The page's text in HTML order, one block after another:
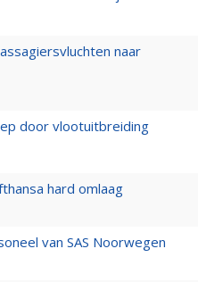
naar
door vlootuitbreiding
hard omlaag
van SAS Noorwegen